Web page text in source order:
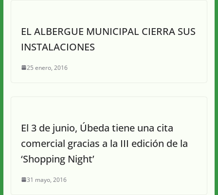
EL ALBERGUE MUNICIPAL CIERRA SUS
INSTALACIONES
25 enero, 2016
El 3 de junio, Úbeda tiene una cita
comercial gracias a la III edición de la
‘Shopping Night’
31 mayo, 2016